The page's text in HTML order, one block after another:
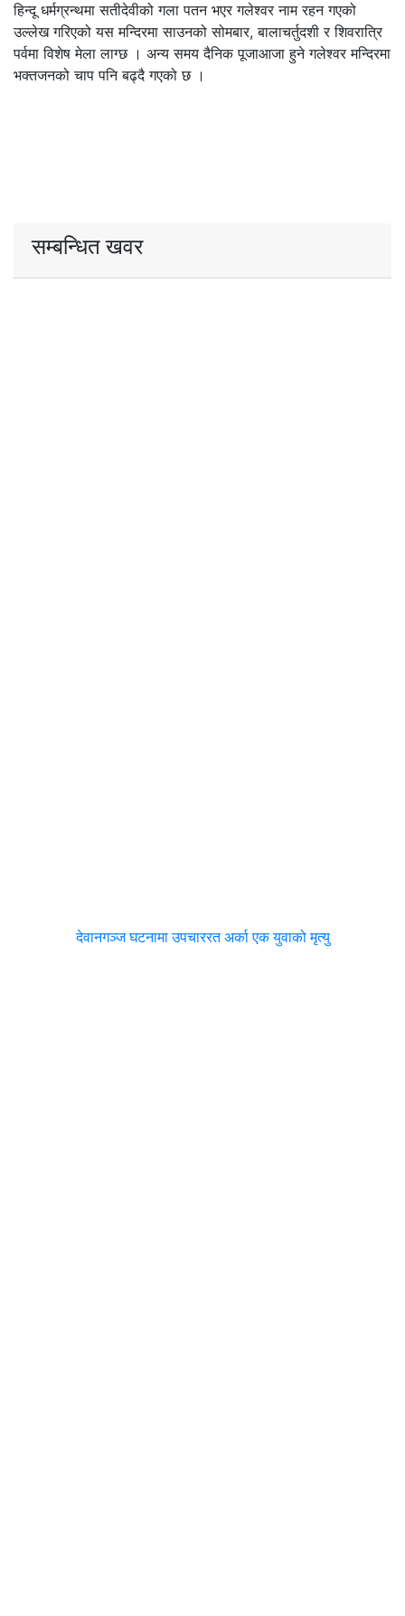
हिन्दू धर्मग्रन्थमा सतीदेवीको गला पतन भएर गलेश्वर नाम रहन गएको
उल्लेख गरिएको यस मन्दिरमा साउनको सोमबार, बालाचर्तुदशी र शिवरात्रि
पर्वमा विशेष मेला लाग्छ । अन्य समय दैनिक पूजाआजा हुने गलेश्वर मन्दिरमा
भक्तजनको चाप पनि बढ्दै गएको छ ।
सम्बन्धित खवर
देवानगञ्ज घटनामा उपचाररत अर्का एक युवाको मृत्यु